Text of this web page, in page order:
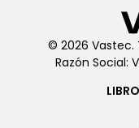
© 2026 Vastec.
Razón Social: